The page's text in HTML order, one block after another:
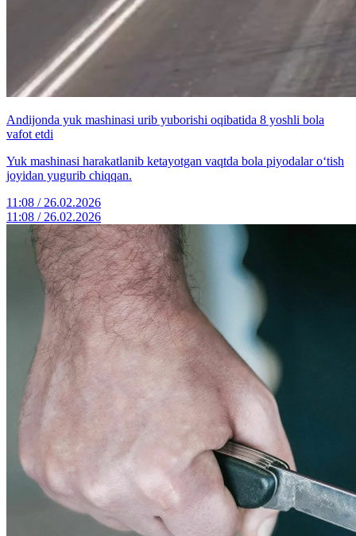
Andijonda yuk mashinasi urib yuborishi oqibatida 8 yoshli bola
vafot etdi
Yuk mashinasi harakatlanib ketayotgan vaqtda bola piyodalar o‘tish
joyidan yugurib chiqqan.
11:08 / 26.02.2026
11:08 / 26.02.2026